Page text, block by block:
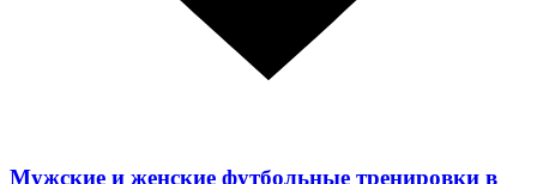
Мужские и женские футбольные тренировки в